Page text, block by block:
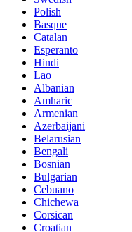
Polish
Basque
Catalan
Esperanto
Hindi
Lao
Albanian
Amharic
Armenian
Azerbaijani
Belarusian
Bengali
Bosnian
Bulgarian
Cebuano
Chichewa
Corsican
Croatian